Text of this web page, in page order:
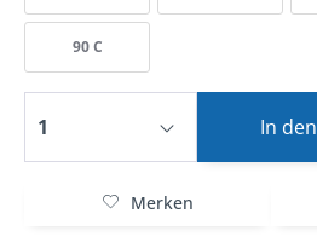
90 C
In den
Merken